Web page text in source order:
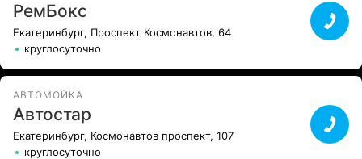
РемБокс
Екатеринбург, Проспект Космонавтов, 64
круглосуточно
АВТОМОЙКА
Автостар
Екатеринбург, Космонавтов проспект, 107
круглосуточно